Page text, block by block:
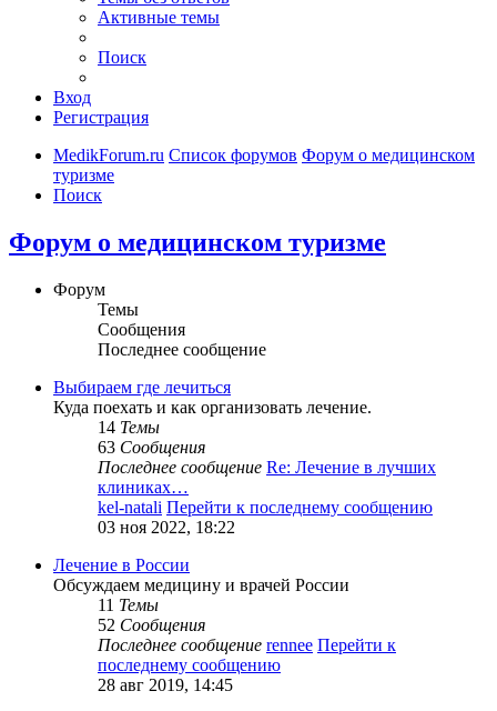
Активные темы
Поиск
Вход
Регистрация
MedikForum.ru Список форумов Форум о медицинском
туризме
Поиск
Форум о медицинском туризме
Форум
Темы
Сообщения
Последнее сообщение
Выбираем где лечиться
Куда поехать и как организовать лечение.
14 Темы
63 Сообщения
Последнее сообщение Re: Лечение в лучших
клиниках…
kel-natali Перейти к последнему сообщению
03 ноя 2022, 18:22
Лечение в России
Обсуждаем медицину и врачей России
11 Темы
52 Сообщения
Последнее сообщение rennee Перейти к
последнему сообщению
28 авг 2019, 14:45